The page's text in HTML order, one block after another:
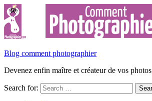
Blog comment photographier
Devenez enfin maître et créateur de vos photos
Search for: